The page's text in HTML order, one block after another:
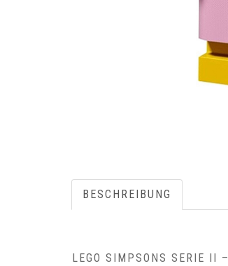
BESCHREIBUNG
LEGO SIMPSONS SERIE II